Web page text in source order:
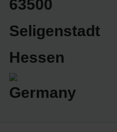
63500
Seligenstadt
Hessen